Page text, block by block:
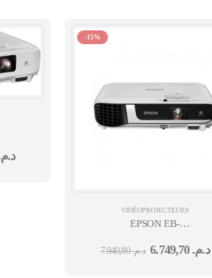
-15%
VIDÉOPROJECTEURS
EPSON EB-
د.م.7.940,80 د.م. 6.749,70